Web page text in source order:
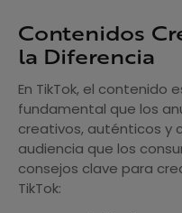
Contenidos
la Diferencia
En TikTok, el contenido
fundamental que los
creativos, auténticos y
audiencia que los
consejos clave para
TikTok: